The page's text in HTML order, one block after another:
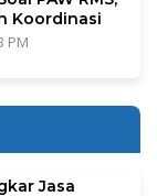
Koordinasi
PM
Jasa